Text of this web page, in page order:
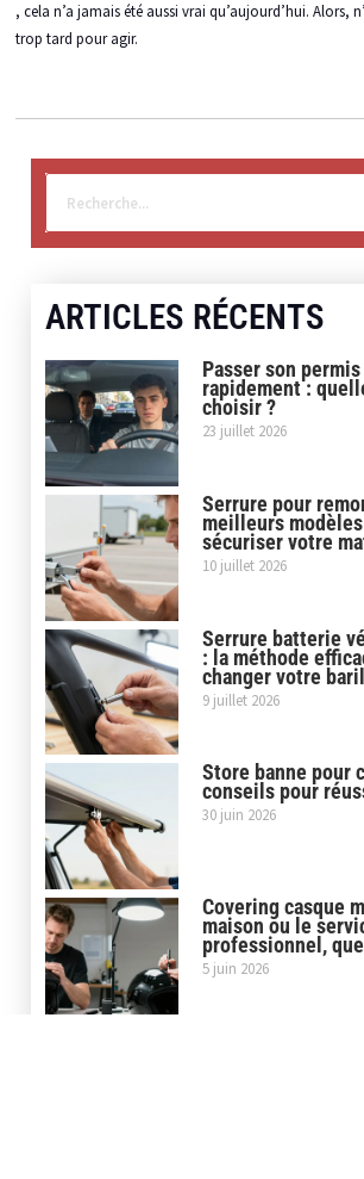
ARTICLES RÉCENTS
Passer son permis
rapidement :
choisir ?
23 juillet 2026
Serrure pour
meilleurs
sécuriser votre
10 juillet 2026
Serrure batterie
: la méthode
changer votre
9 juillet 2026
Store banne pour
conseils pour
30 juin 2026
Covering casque
maison ou le
professionnel,
5 juin 2026
, cela n’a jamais été aussi vrai qu’aujourd’hui. Alors,
trop tard pour agir.